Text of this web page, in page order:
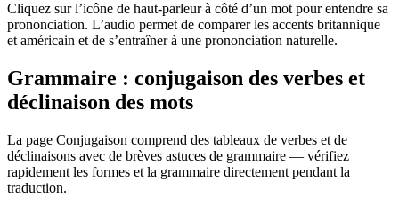
Cliquez sur l’icône de haut-parleur à côté d’un mot pour entendre sa
prononciation. L’audio permet de comparer les accents britannique
et américain et de s’entraîner à une prononciation naturelle.
Grammaire : conjugaison des verbes et
déclinaison des mots
La page Conjugaison comprend des tableaux de verbes et de
déclinaisons avec de brèves astuces de grammaire — vérifiez
rapidement les formes et la grammaire directement pendant la
traduction.